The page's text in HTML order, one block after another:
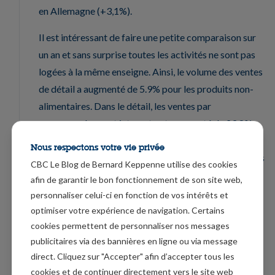
en Allemagne (+3,1%).
Il est intéressant de faire une petite comparaison sur
un an et sans surprise toutes les activités ne sont pas
logées à la même enseigne. Ainsi, le volume des ventes
de détail a augmenté de 5.9% pour les produits non-
alimentaires. Dans le détail, les ventes par
correspondance et internet ont augmenté de 23.8%,
alors que celles de textile, habillement et chaussures
ont diminué de 14.1%. La partie alimentation, boissons
et tabac a vu ses ventes progresser de 3.2%, chiffres
pour la zone euro.
Sur un an, les plus fortes hausses ont été observées en
Belgique (12.9%), en partie peut-être parce que les
Belges sont moins partis à l’étranger et ont moins fait
leurs courses en dehors de leur frontière, en Irlande
Nous respectons votre vie privée
CBC Le Blog de Bernard Keppenne utilise des cookies
afin de garantir le bon fonctionnement de son site web,
personnaliser celui-ci en fonction de vos intérêts et
optimiser votre expérience de navigation. Certains
cookies permettent de personnaliser nos messages
publicitaires via des bannières en ligne ou via message
direct. Cliquez sur "Accepter" afin d’accepter tous les
cookies et de continuer directement vers le site web